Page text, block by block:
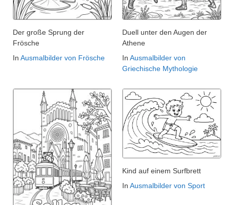
Der große Sprung der
Frösche
In Ausmalbilder von Frösche
Duell unter den Augen der
Athene
In Ausmalbilder von
Griechische Mythologie
Kind auf einem Surfbrett
In Ausmalbilder von Sport